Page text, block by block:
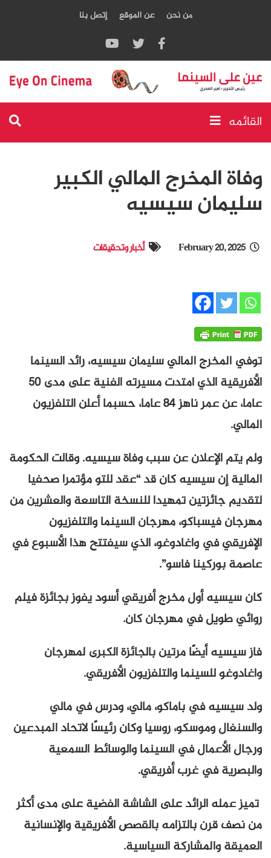
من نحن عن الموقع إتصل بنا
القائمه
وفاة المخرج المالي الكبير
سليمان سيسيه
February 20, 2025 أخبار وتحقيقات
توفي المخرج المالي سليمان سيسيه، رائد السينما
الأفريقية الذي امتدت مسيرته الفنية على مدى 50
عاما، عن عمر ناهز 84 عاما، حسبما أعلن التلفزيون
المالي.
ولم يتم الإعلان عن سبب وفاة سيسيه. وقالت الحكومة
المالية إن سيسيه كان قد “عقد للتو مؤتمرا صحفيا
لتقديم جائزتين تمهيدا للنسخة التاسعة والعشرين من
مهرجان فيسباكو، مهرجان السينما والتلفزيون
الإفريقي في واغادوغو، الذي سيفتتح هذا الأسبوع في
عاصمة بوركينا فاسو”.
كان سيسيه أول مخرج أفريقي أسود يفوز بجائزة فيلم
روائي طويل في مهرجان كان.
فاز سيسيه أيضًا مرتين بالجائزة الكبرى لمهرجان
واغادوغو للسينما والتلفزيون الأفريقي.
ولد سيسيه في باماكو، مالي، ودرس في مالي
والسنغال وموسكو، روسيا وكان رئيسًا لاتحاد المبدعين
ورجال الأعمال في السينما والوسائط السمعية
والبصرية في غرب أفريقي.
تميز عمله الرائد على الشاشة الفضية على مدى أكثر
من نصف قرن بالتزامه بالقصص الأفريقية والإنسانية
العميقة والمشاركة السياسية.